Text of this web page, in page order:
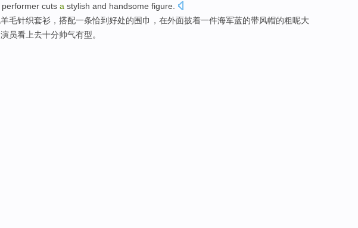
performer cuts a stylish and handsome figure
羊毛针织套衫 ， 搭配一条恰到好处的围巾 ， 在外面披着一件海军蓝的带风帽的粗呢大
演员看上去十分帅气有型。